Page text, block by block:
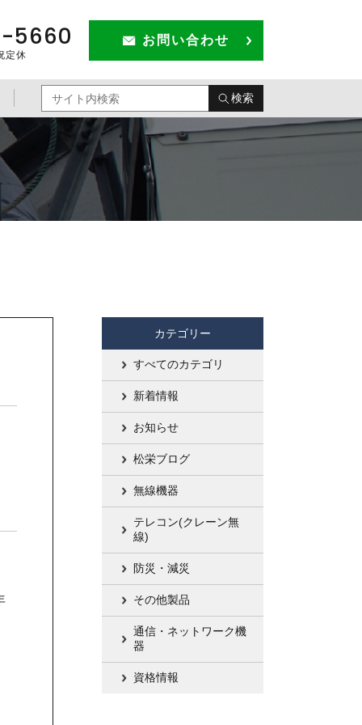
5660
定休
お問い合わせ
検索
カテゴリー
すべてのカテゴリ
新着情報
お知らせ
松栄ブログ
無線機器
テレコン(クレーン無
線)
防災・減災
その他製品
通信・ネットワーク機
器
資格情報